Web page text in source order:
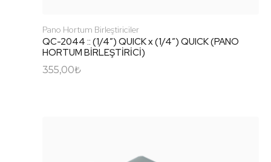
Pano Hortum Birleştiriciler
QC-2044 :: (1/4″) QUICK x (1/4″) QUICK (PANO
HORTUM BİRLEŞTİRİCİ)
355,00₺